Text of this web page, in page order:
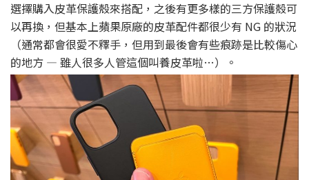
選擇購入皮革保護殼來搭配，之後有更多樣的三方保護殼可
以再換，但基本上蘋果原廠的皮革配件都很少有 NG 的狀況
（通常都會很愛不釋手，但用到最後會有些痕跡是比較傷心
的地方 — 雖人很多人管這個叫養皮革啦…）。